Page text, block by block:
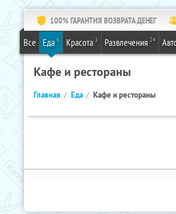
100% ГАРАНТИЯ ВОЗВРАТА ДЕНЕГ
Все Еда 6 Красота 1 Развлечения 24
Кафе и рестораны
Главная Еда Кафе и рестораны